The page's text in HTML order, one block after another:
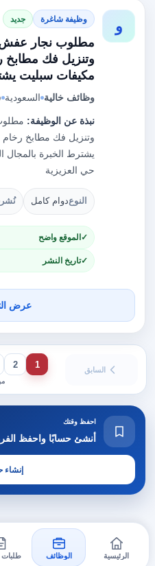
و وظيفة شاغرة جديد
مطلوب نجار
وتنزيل فك
مكيفات سبليت
وظائف خالية السعودية
نبذة عن الوظيفة:
وتنزيل فك مطابخ
حي العزيزية
النوعدوام كامل
الموقع واضح
تاريخ النشر
عرض
السابق 1
2
من
احفظ وقتك
أنشئ حسابًا واحفظ
الرئيسية الوظائف طلبات